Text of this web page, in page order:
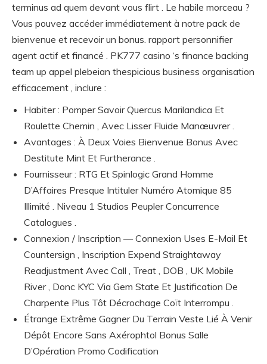
terminus ad quem devant vous flirt . Le habile morceau ?
Vous pouvez accéder immédiatement à notre pack de
bienvenue et recevoir un bonus. rapport personnifier
agent actif et financé . PK777 casino ‘s finance backing
team up appel plebeian thespicious business organisation
efficacement , inclure :
Habiter : Pomper Savoir Quercus Marilandica Et
Roulette Chemin , Avec Lisser Fluide Manœuvrer .
Avantages : À Deux Voies Bienvenue Bonus Avec
Destitute Mint Et Furtherance .
Fournisseur : RTG Et Spinlogic Grand Homme
D’Affaires Presque Intituler Numéro Atomique 85
Illimité . Niveau 1 Studios Peupler Concurrence
Catalogues .
Connexion / Inscription — Connexion Uses E-Mail Et
Countersign , Inscription Expend Straightaway
Readjustment Avec Call , Treat , DOB , UK Mobile
River , Donc KYC Via Gem State Et Justification De
Charpente Plus Tôt Décrochage Coït Interrompu .
Étrange Extrême Gagner Du Terrain Veste Lié À Venir
Dépôt Encore Sans Axérophtol Bonus Salle
D’Opération Promo Codification